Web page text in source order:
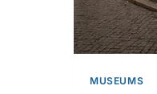
MUSEUMS